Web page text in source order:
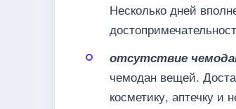
Несколько дней
отсутствие
чемодан вещей.
косметику, аптечку